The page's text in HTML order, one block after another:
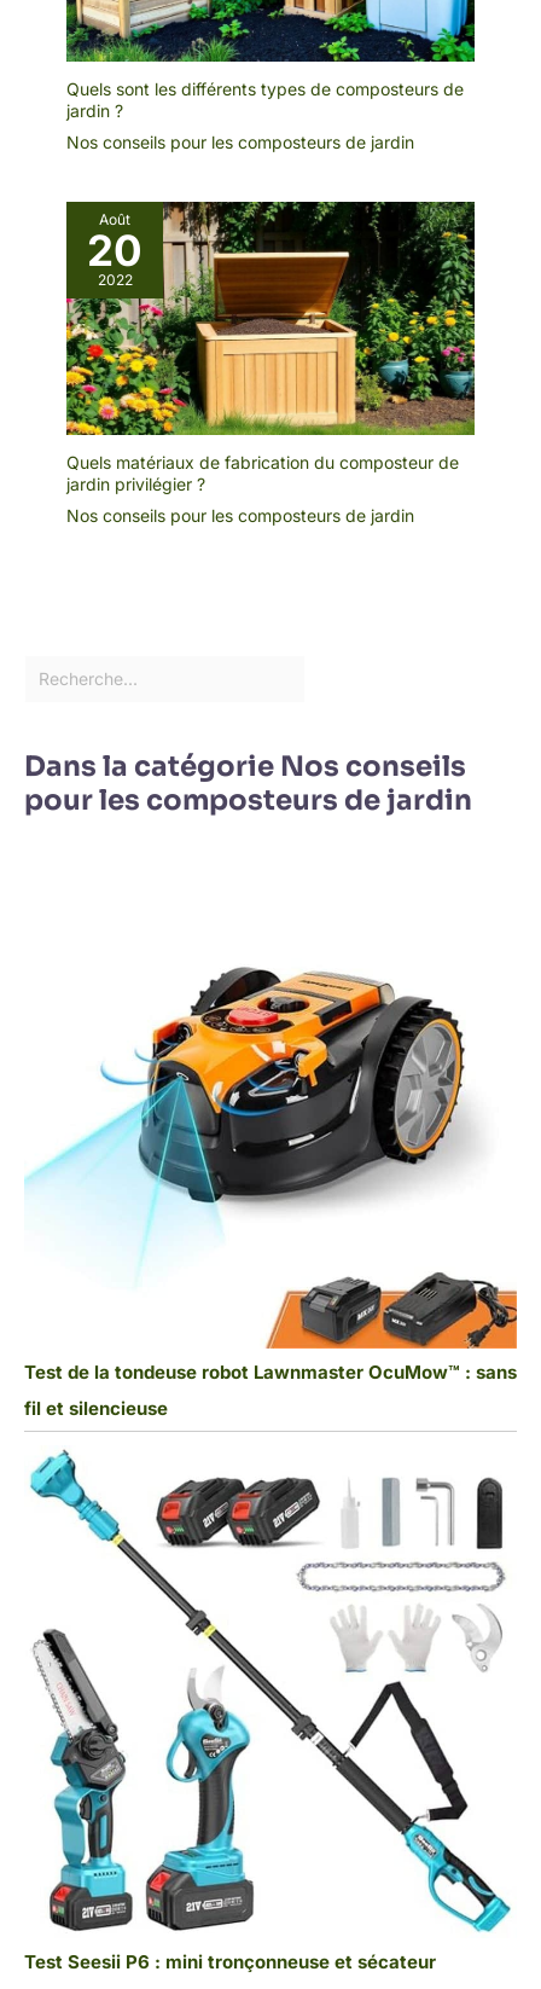
Quels sont les différents types de composteurs de
jardin ?
Nos conseils pour les composteurs de jardin
Août
20
2022
Quels matériaux de fabrication du composteur de
jardin privilégier ?
Nos conseils pour les composteurs de jardin
Dans la catégorie Nos conseils
pour les composteurs de jardin
Test de la tondeuse robot Lawnmaster OcuMow™ : sans
fil et silencieuse
Test Seesii P6 : mini tronçonneuse et sécateur